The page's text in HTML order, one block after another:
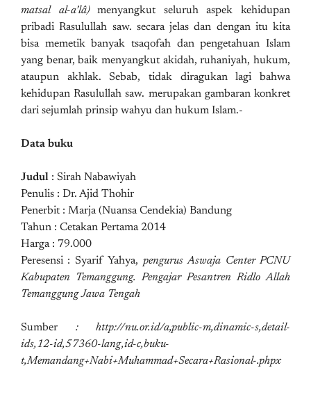
matsal al-a’lâ)menyangkut seluruh aspek kehidupan
pribadi Rasulullah saw. secara jelas dan dengan itu kita
bisa memetik banyak tsaqofah dan pengetahuan Islam
yang benar, baik menyangkut akidah, ruhaniyah, hukum,
ataupun akhlak. Sebab, tidak diragukan lagi bahwa
kehidupan Rasulullah saw. merupakan gambaran konkret
dari sejumlah prinsip wahyu dan hukum Islam.-
Data buku
Judul : Sirah Nabawiyah
Penulis : Dr. Ajid Thohir
Penerbit : Marja (Nuansa Cendekia) Bandung
Tahun : Cetakan Pertama 2014
Harga : 79.000
Peresensi : Syarif Yahya, pengurus Aswaja Center PCNU
Kabupaten Temanggung. Pengajar Pesantren Ridlo Allah
Temanggung Jawa Tengah
Sumber : http://nu.or.id/a,public-m,dinamic-s,detail-
ids,12-id,57360-lang,id-c,buku-
t,Memandang+Nabi+Muhammad+Secara+Rasional-.phpx